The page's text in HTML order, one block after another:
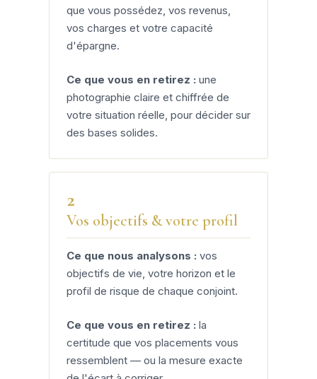
que vous possédez, vos revenus,
vos charges et votre capacité
d'épargne.
Ce que vous en retirez : une
photographie claire et chiffrée de
votre situation réelle, pour décider sur
des bases solides.
2
Vos objectifs & votre profil
Ce que nous analysons : vos
objectifs de vie, votre horizon et le
profil de risque de chaque conjoint.
Ce que vous en retirez : la
certitude que vos placements vous
ressemblent — ou la mesure exacte